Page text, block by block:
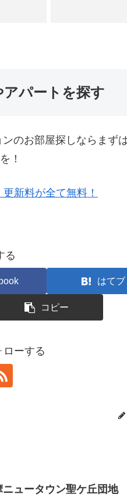
パートを探す
のお部屋探しならまず
！
新料が全て無料！
る
はてブ
コピー
ローする
ニュータウン聖ケ丘団地